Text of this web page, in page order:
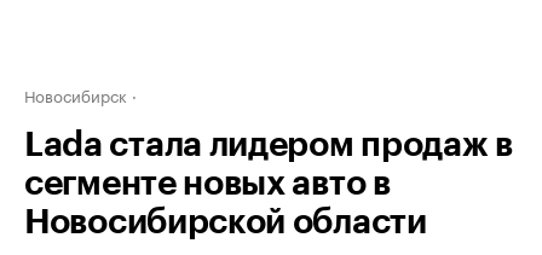
Новосибирск
Lada стала лидером продаж в
сегменте новых авто в
Новосибирской области